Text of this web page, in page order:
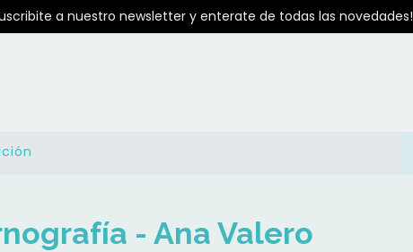
a nuestro newsletter y enterate de todas las novedades!
- Ana Valero